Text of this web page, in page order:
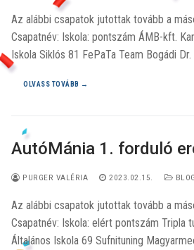
Az alábbi csapatok jutottak tovább a
Csapatnév: Iskola: pontszám ÁMB-kft.
Iskola Siklós 81 FePaTa Team Bogádi
OLVASS TOVÁBB →
AutóMánia 1. forduló
PURGER VALÉRIA 2023.02.15.
Az alábbi csapatok jutottak tovább a
Csapatnév: Iskola: elért pontszám Tripla
Általános Iskola 69 Sufnituning